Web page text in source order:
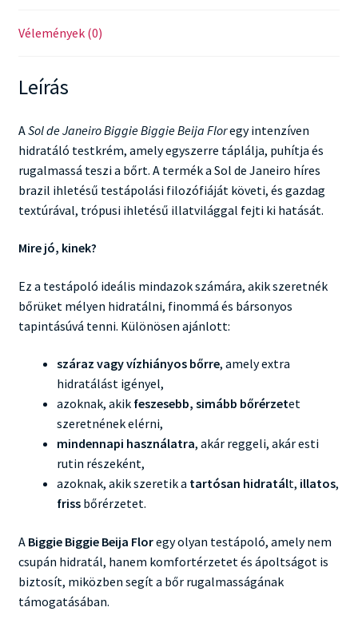
Vélemények (0)
Leírás
ASol de Janeiro Biggie Biggie Beija Floregy intenzíven
hidratáló testkrém, amely egyszerre táplálja, puhítja és
rugalmassá teszi a bőrt. A termék a Sol de Janeiro híres
brazil ihletésű testápolási filozófiáját követi, és gazdag
textúrával, trópusi ihletésű illatvilággal fejti ki hatását.
Mire jó, kinek?
Ez a testápoló ideális mindazok számára, akik szeretnék
bőrüket mélyen hidratálni, finommá és bársonyos
tapintásúvá tenni. Különösen ajánlott:
száraz vagy vízhiányos bőrre, amely extra
hidratálást igényel,
azoknak, akik feszesebb, simább bőrérzetet
szeretnének elérni,
mindennapi használatra, akár reggeli, akár esti
rutin részeként,
azoknak, akik szeretik a tartósan hidratált, illatos,
frissbőrérzetet.
A Biggie Biggie Beija Floregy olyan testápoló, amely nem
csupán hidratál, hanem komfortérzetet és ápoltságot is
biztosít, miközben segít a bőr rugalmasságának
támogatásában.